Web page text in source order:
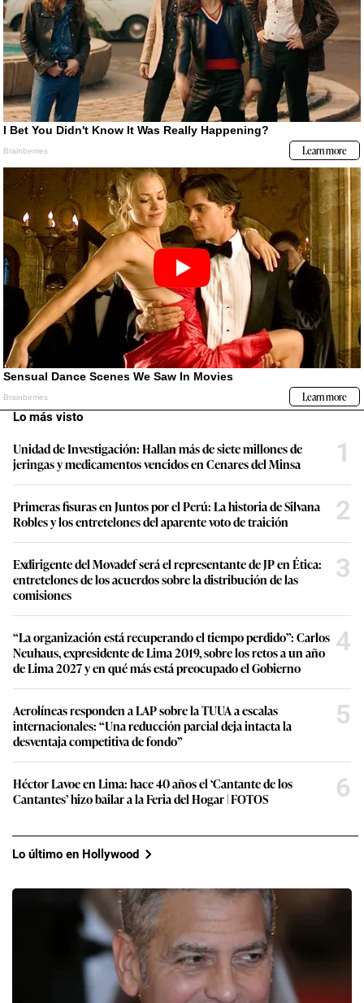
Lo más visto
Unidad de Investigación: Hallan más de siete millones de
jeringas y medicamentos vencidos en Cenares del Minsa
1
Primeras fisuras en Juntos por el Perú: La historia de Silvana
Robles y los entretelones del aparente voto de traición
2
Exdirigente del Movadef será el representante de JP en Ética:
entretelones de los acuerdos sobre la distribución de las
comisiones
3
“La organización está recuperando el tiempo perdido”: Carlos
Neuhaus, expresidente de Lima 2019, sobre los retos a un año
de Lima 2027 y en qué más está preocupado el Gobierno
4
Aerolíneas responden a LAP sobre la TUUA a escalas
internacionales: “Una reducción parcial deja intacta la
desventaja competitiva de fondo”
5
Héctor Lavoe en Lima: hace 40 años el ‘Cantante de los
Cantantes’ hizo bailar a la Feria del Hogar | FOTOS
6
Lo último en Hollywood